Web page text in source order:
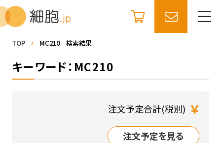
TOP MC210 検索結果
キーワード：MC210
注文予定合計(税別) ￥
注文予定を見る